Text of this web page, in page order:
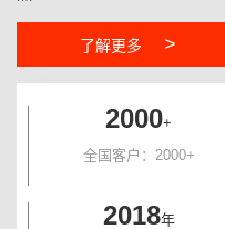
了解更多 >
2000+
全国客户：2000+
2018年